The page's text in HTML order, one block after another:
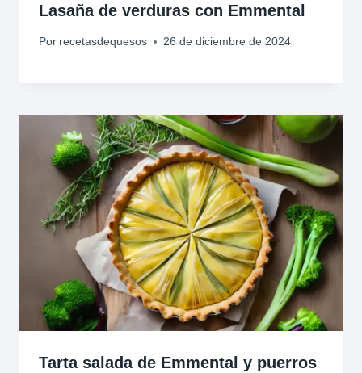
Lasaña de verduras con Emmental
Por recetasdequesos 26 de diciembre de 2024
Tarta salada de Emmental y puerros